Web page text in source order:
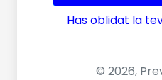
Has oblidat la
© 2026,